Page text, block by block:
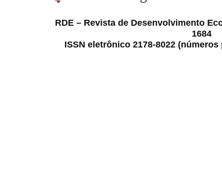
RDE – Revista de Desenvolvimento
1684
ISSN eletrônico 2178-8022